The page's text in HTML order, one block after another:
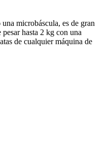
microbáscula, es de gran
hasta 2 kg con una
de cualquier máquina de